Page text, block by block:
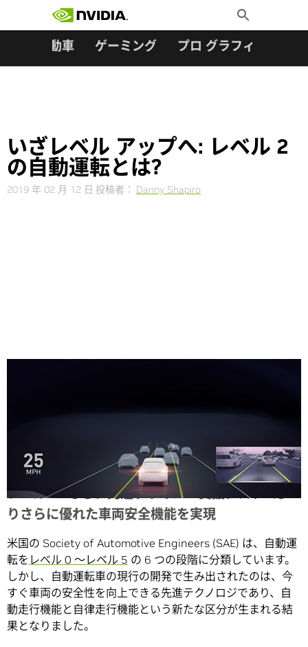
Toggle
Search
自動車 ゲーミング プロ グラフィックス
いざレベル アップへ: レベル 2
の自動運転とは?
2019 年 02 月 12 日 投稿者： Danny Shapiro
レベル 2+ なら、先進ドライバー支援システムよ
りさらに優れた車両安全機能を実現
米国の Society of Automotive Engineers (SAE) は、自動運
転を レベル 0 ～レベル 5 の 6 つの段階に分類しています。
しかし、自動運転車の現行の開発で生み出されたのは、今
すぐ車両の安全性を向上できる先進テクノロジであり、自
動走行機能と自律走行機能という新たな区分が生まれる結
果となりました。